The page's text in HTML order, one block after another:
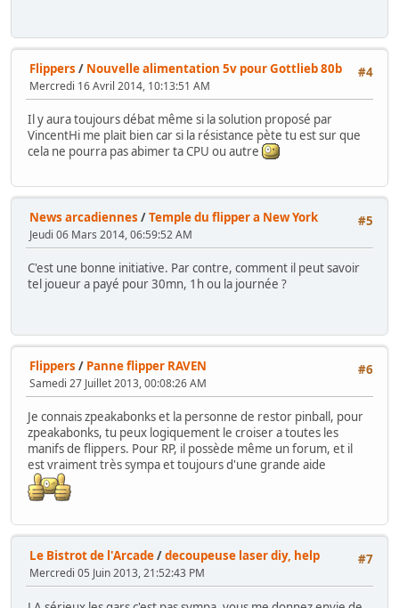
#4
Flippers / Nouvelle alimentation 5v pour Gottlieb 80b
Mercredi 16 Avril 2014, 10:13:51 AM
Il y aura toujours débat même si la solution proposé par
VincentHi me plait bien car si la résistance pète tu est sur que
cela ne pourra pas abimer ta CPU ou autre
#5
News arcadiennes /Temple du flipper a New York
Jeudi 06 Mars 2014, 06:59:52 AM
C'est une bonne initiative. Par contre, comment il peut savoir
tel joueur a payé pour 30mn, 1h ou la journée ?
#6
Flippers / Panne flipper RAVEN
Samedi 27 Juillet 2013, 00:08:26 AM
Je connais zpeakabonks et la personne de restor pinball, pour
zpeakabonks, tu peux logiquement le croiser a toutes les
manifs de flippers. Pour RP, il possède même un forum, et il
est vraiment très sympa et toujours d'une grande aide
#7
Le Bistrot de l'Arcade/decoupeuse laser diy, help
Mercredi 05 Juin 2013, 21:52:43 PM